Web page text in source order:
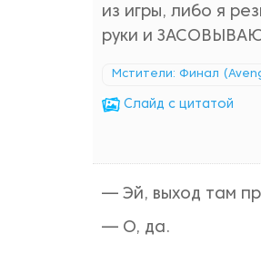
из игры, либо я
руки и ЗАСОВЫВАЮ
Мстители: Финал
Cлайд с цитатой
— Эй, выход там
— О, да.